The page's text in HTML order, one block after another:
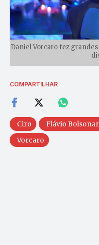
Daniel Vorcaro fez
COMPARTILHAR
Ciro Flávio
Vorcaro